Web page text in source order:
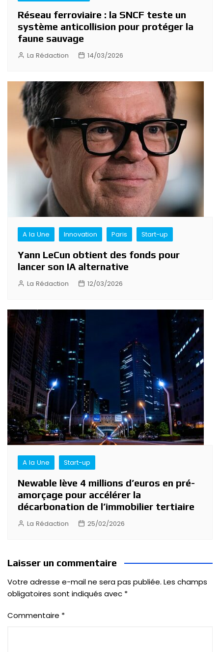
Réseau ferroviaire : la SNCF teste un
système anticollision pour protéger la
faune sauvage
La Rédaction 14/03/2026
A la Une Innovation Paris Start-up
Yann LeCun obtient des fonds pour
lancer son IA alternative
La Rédaction 12/03/2026
A la Une Start-up
Newable lève 4 millions d’euros en pré-
amorçage pour accélérer la
décarbonation de l’immobilier tertiaire
La Rédaction 25/02/2026
Laisser un commentaire
Votre adresse e-mail ne sera pas publiée. Les champs
obligatoires sont indiqués avec *
Commentaire *